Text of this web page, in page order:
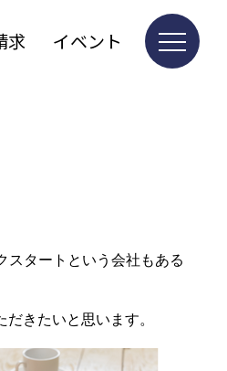
求 イベント
スタートという会社もある
きたいと思います。